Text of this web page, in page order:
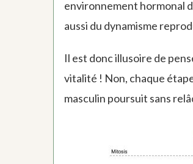
environnement hormonal
aussi du dynamisme
Il est donc illusoire de
vitalité ! Non, chaque
masculin poursuit sans